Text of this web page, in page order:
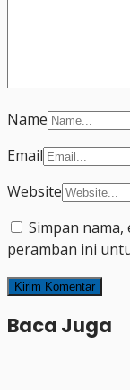
Name
Email
Website
Simpan nama,
peramban ini
Baca Juga